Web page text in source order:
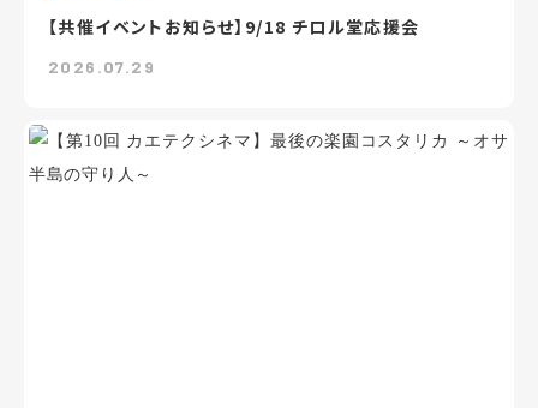
【共催イベントお知らせ】9/18 チロル堂応援会
2026.07.29